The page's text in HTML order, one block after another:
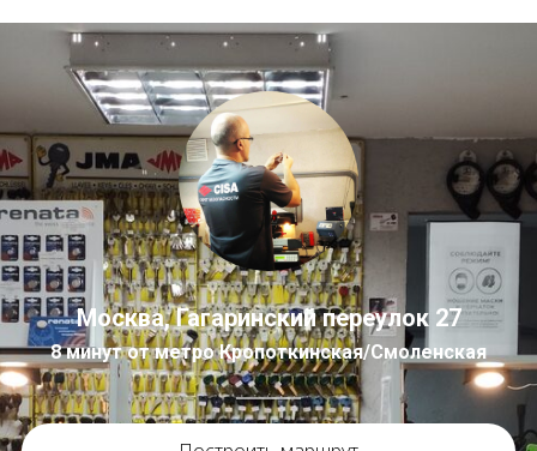
Москва, Гагаринский переулок 27
8 минут от метро Кропоткинская/Смоленская